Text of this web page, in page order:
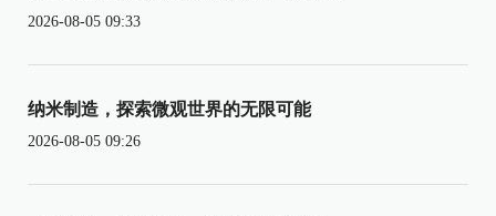
2026-08-05 09:33
纳米制造，探索微观世界的无限可能
2026-08-05 09:26